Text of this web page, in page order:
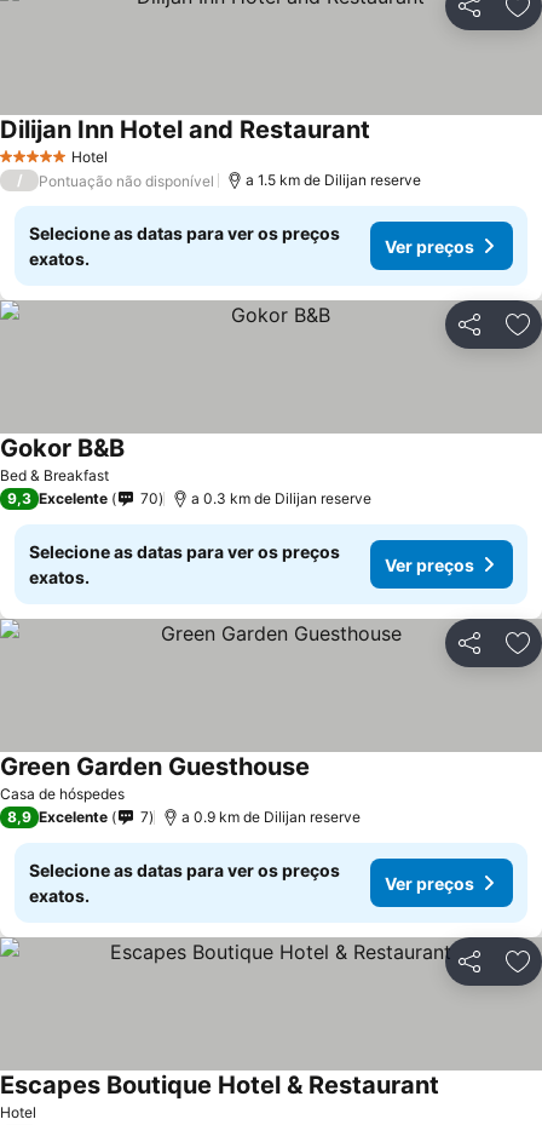
Partilhar
5 Estrelas Hotel
Dilijan Inn Hotel and Restaurant
/ Pontuação não disponível a 1.5 km de Dilijan reserve
Selecione as datas para ver os preços
exatos.
Ver preços
Partilhar
Bed & Breakfast
Gokor B&BVer preços
9,3 Excelente 70 a 0.3 km de Dilijan reserve
Selecione as datas para ver os preços
exatos.
Ver preços
Partilhar
Casa de hóspedes
Green Garden Guesthouse
8,9 Excelente 7 a 0.9 km de Dilijan reserve
Selecione as datas para ver os preços
exatos.
Ver preços
Partilhar
Hotel
Escapes Boutique Hotel & Restaurant